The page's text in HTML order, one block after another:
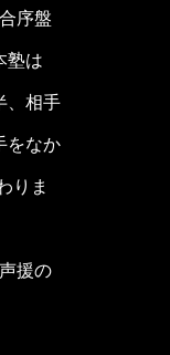
序盤
塾は
、相手
をなか
りま
援の